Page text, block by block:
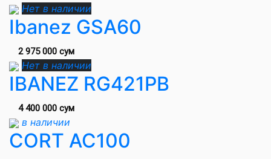
Нет в наличии
Ibanez GSA60
2 975 000 сум
Нет в наличии
IBANEZ RG421PB
4 400 000 сум
в наличии
CORT AC100